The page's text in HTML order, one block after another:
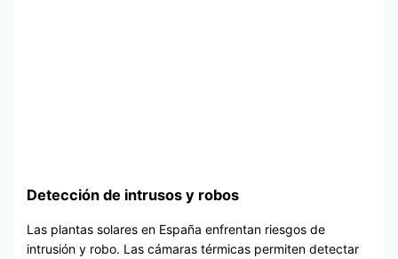
Detección de intrusos y robos
Las plantas solares en España enfrentan riesgos de
intrusión y robo. Las cámaras térmicas permiten detectar